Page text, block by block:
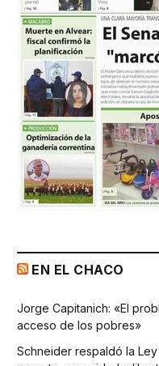
EN EL CHACO
Jorge Capitanich: «El
acceso de los pobres»
Schneider respaldó la